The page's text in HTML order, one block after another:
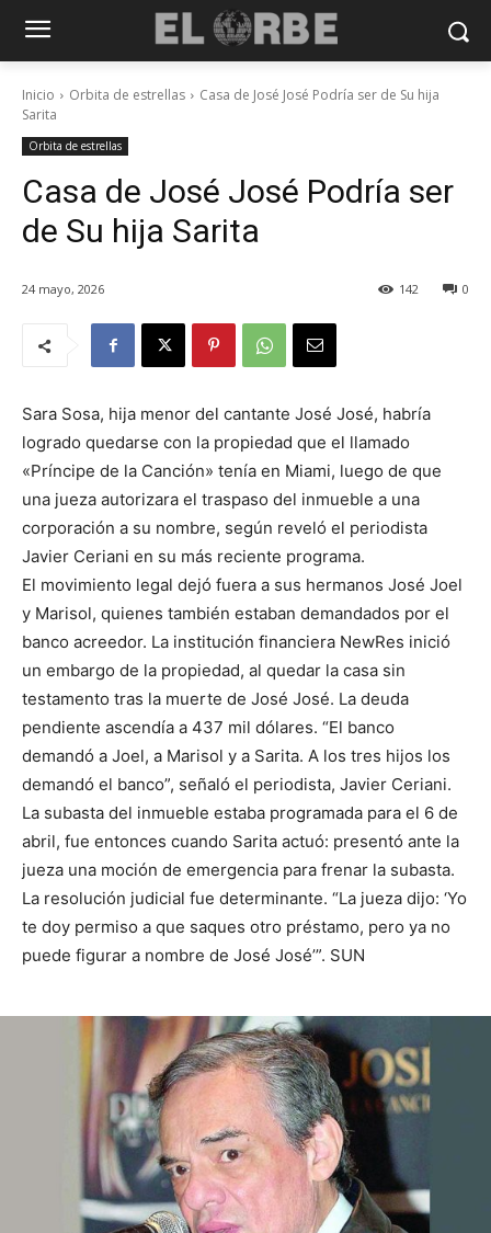
Inicio Orbita de estrellas
Casa de José José Podría ser de Su hija
Sarita
Orbita de estrellas
Casa de José José Podría ser
de Su hija Sarita
24 mayo, 2026 0
142
Sara Sosa, hija menor del cantante José José, habría
logrado quedarse con la propiedad que el llamado
«Príncipe de la Canción» tenía en Miami, luego de que
una jueza autorizara el traspaso del inmueble a una
corporación a su nombre, según reveló el periodista
Javier Ceriani en su más reciente programa.
El movimiento legal dejó fuera a sus hermanos José Joel
y Marisol, quienes también estaban demandados por el
banco acreedor. La institución financiera NewRes inició
un embargo de la propiedad, al quedar la casa sin
testamento tras la muerte de José José. La deuda
pendiente ascendía a 437 mil dólares. “El banco
demandó a Joel, a Marisol y a Sarita. A los tres hijos los
demandó el banco”, señaló el periodista, Javier Ceriani.
La subasta del inmueble estaba programada para el 6 de
abril, fue entonces cuando Sarita actuó: presentó ante la
jueza una moción de emergencia para frenar la subasta.
La resolución judicial fue determinante. “La jueza dijo: ‘Yo
te doy permiso a que saques otro préstamo, pero ya no
puede figurar a nombre de José José’”. SUN